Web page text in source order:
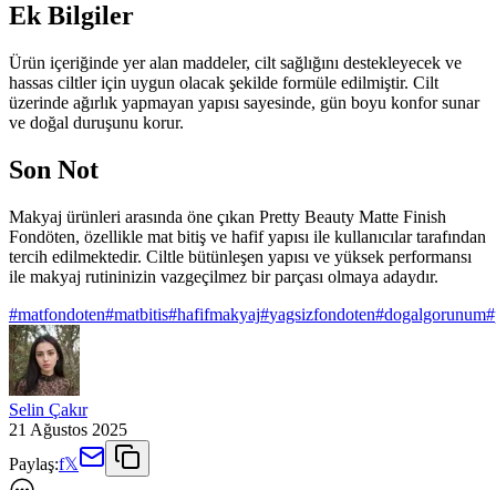
Ek Bilgiler
Ürün içeriğinde yer alan maddeler, cilt sağlığını destekleyecek ve
hassas ciltler için uygun olacak şekilde formüle edilmiştir. Cilt
üzerinde ağırlık yapmayan yapısı sayesinde, gün boyu konfor sunar
ve doğal duruşunu korur.
Son Not
Makyaj ürünleri arasında öne çıkan Pretty Beauty Matte Finish
Fondöten, özellikle mat bitiş ve hafif yapısı ile kullanıcılar tarafından
tercih edilmektedir. Ciltle bütünleşen yapısı ve yüksek performansı
ile makyaj rutininizin vazgeçilmez bir parçası olmaya adaydır.
#matfondoten#matbitis#hafifmakyaj#yagsizfondoten#dogalgorunum#
Selin Çakır
21 Ağustos 2025
Paylaş:f𝕏